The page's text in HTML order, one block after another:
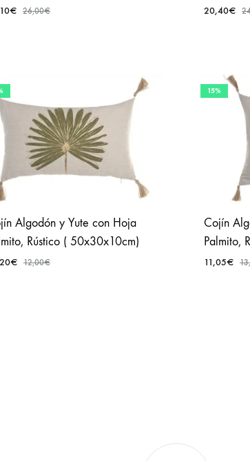
€ 26,00€
FAVORITOS
20,40€
Algodón y Yute con Hoja
Rústico ( 50x30x10cm)
€ 12,00€
15%
Cojín
Palmito,
11,05€